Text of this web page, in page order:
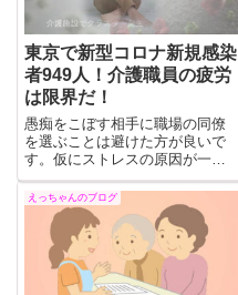
東京で新型コロナ新規感染
者949人！介護職員の疲労
は限界だ！
愚痴をこぼす相手に職場の同僚
を選ぶことは避けた方が良いで
す。仮にストレスの原因が一緒
に働く仲間のことであれば、愚
痴は回りまわって本人に届いて
しまいます。同じように自分が
その対象になっていると感じそ
れがストレスになることもあり
えます。
えっちゃんのブログ